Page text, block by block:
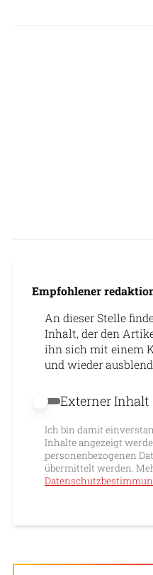
Empfohlener
An dieser Stelle
Inhalt, der den
ihn sich mit einem
und wieder
Externer Inhalt
Externer Inhalt
Ich bin damit
Inhalte angezeigt
personenbezogenen
übermittelt werden.